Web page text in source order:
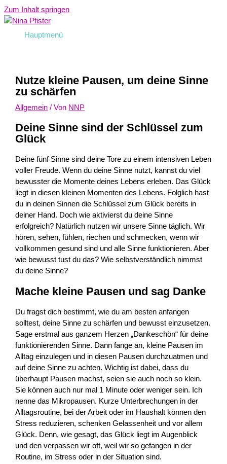
Zum Inhalt springen
Hauptmenü
Nutze kleine Pausen, um deine Sinne
zu schärfen
Allgemein / Von NNP
Deine Sinne sind der Schlüssel zum
Glück
Deine fünf Sinne sind deine Tore zu einem intensiven Leben
voller Freude. Wenn du deine Sinne nutzt, kannst du viel
bewusster die Momente deines Lebens erleben. Das Glück
liegt in diesen kleinen Momenten des Lebens. Folglich hast
du in deinen Sinnen die Schlüssel zum Glück bereits in
deiner Hand. Doch wie aktivierst du deine Sinne
erfolgreich? Natürlich nutzen wir unsere Sinne täglich. Wir
hören, sehen, fühlen, riechen und schmecken, wenn wir
vollkommen gesund sind und alle Sinne funktionieren. Aber
wie bewusst tust du das? Wie selbstverständlich nimmst
du deine Sinne?
Mache kleine Pausen und sag Danke
Du fragst dich bestimmt, wie du am besten anfangen
solltest, deine Sinne zu schärfen und bewusst einzusetzen.
Sage erstmal aus ganzem Herzen „Dankeschön“ für deine
funktionierenden Sinne. Dann fange an, kleine Pausen im
Alltag einzulegen und in diesen Pausen durchzuatmen und
auf deine Sinne zu achten. Wichtig ist dabei, dass du
überhaupt Pausen machst, seien sie auch noch so klein.
Sie können auch nur mal 1 Minute oder weniger sein. Ich
nenne das Mikropausen. Kurze Unterbrechungen in der
Alltagsroutine, bei der Arbeit oder im Haushalt können den
Stress reduzieren, schenken Gelassenheit und vor allem
Glück. Denn, wie gesagt, das Glück liegt im Augenblick
und den verpassen wir oft, weil wir so gefangen in der
Routine, im Stress oder in der Situation sind.